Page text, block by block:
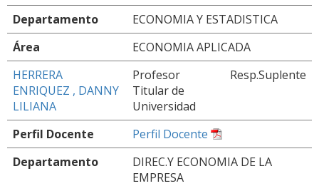
Departamento
ECONOMIA Y ESTADISTICA
Área
ECONOMIA APLICADA
HERRERA
ENRIQUEZ , DANNY
LILIANA
Profesor
Titular de
Universidad
Resp.Suplente
Perfil Docente
Perfil Docente
Departamento
DIREC.Y ECONOMIA DE LA
EMPRESA